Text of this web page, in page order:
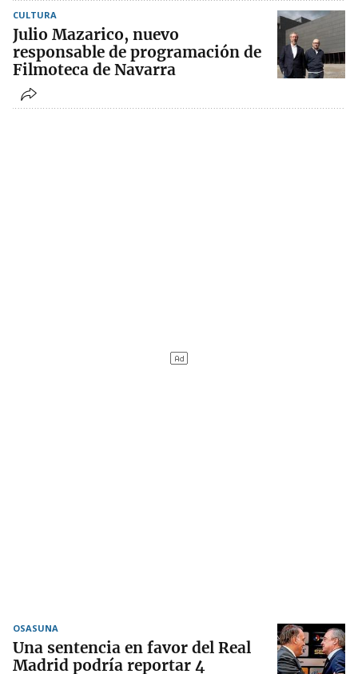
CULTURA
Julio Mazarico, nuevo
responsable de programación de
Filmoteca de Navarra
OSASUNA
Una sentencia en favor del Real
Madrid podría reportar 4